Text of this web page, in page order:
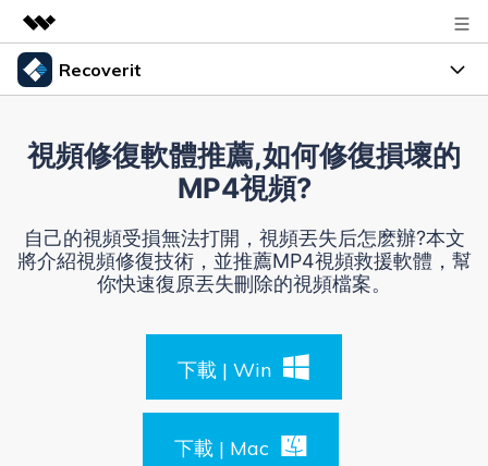
精選產品
實用工具
商務
新聞中心
Recoverit
資料備份
資源
登入
視頻修復軟體推薦,如何修復損壞的
MP4視頻?
自己的視頻受損無法打開，視頻丟失后怎麽辦?本文
將介紹視頻修復技術，並推薦MP4視頻救援軟體，幫
你快速復原丟失刪除的視頻檔案。
下載 | Win
下載 | Mac